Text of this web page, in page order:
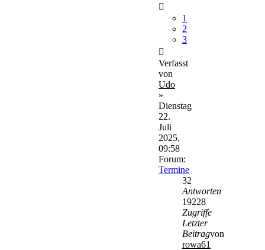
1
2
3
Verfasst
von
Udo
»
Dienstag
22.
Juli
2025,
09:58
Forum:
Termine
32
Antworten
19228
Zugriffe
Letzter
Beitragvon
rowa61